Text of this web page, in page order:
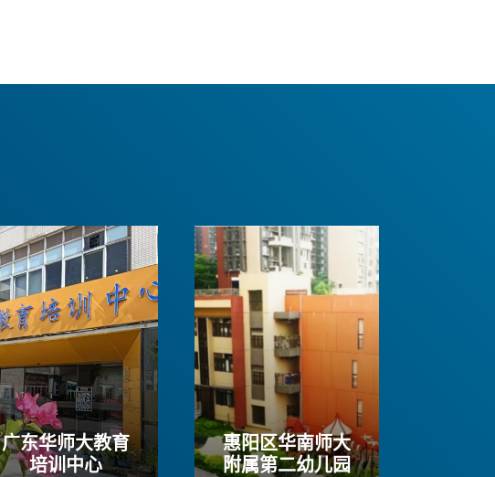
广东高宏建设监理有限公司 广东省高教建筑规划
广东华师大教育
培训中心
惠阳区华南师大
附属第二幼儿园